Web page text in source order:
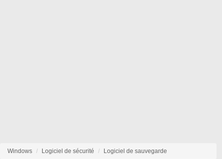
Windows Logiciel de sécurité Logiciel de sauvegarde